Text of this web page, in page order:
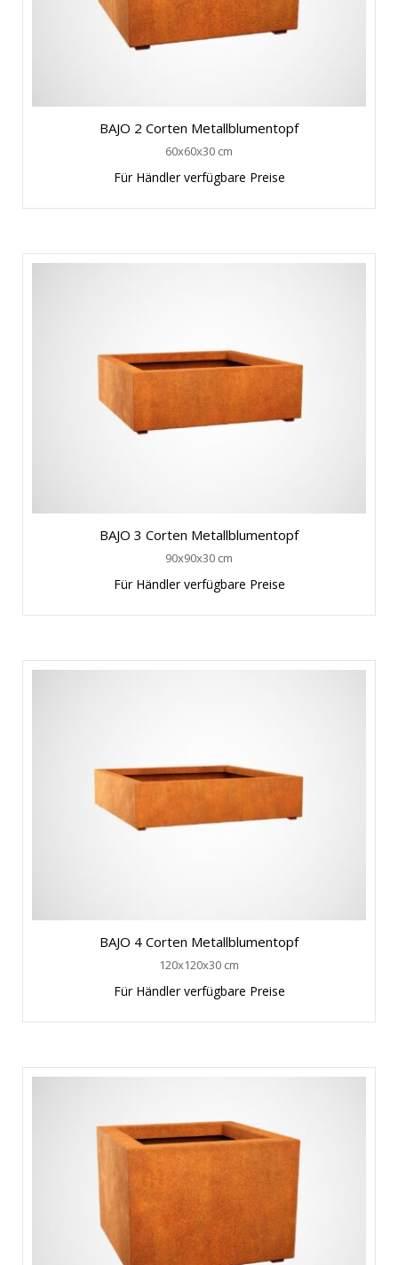
BAJO 2 Corten Metallblumentopf
60x60x30 cm
Für Händler verfügbare Preise
BAJO 3 Corten Metallblumentopf
90x90x30 cm
Für Händler verfügbare Preise
BAJO 4 Corten Metallblumentopf
120x120x30 cm
Für Händler verfügbare Preise